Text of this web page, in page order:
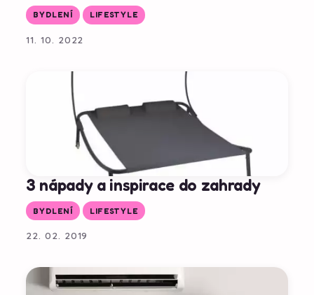
BYDLENÍ LIFESTYLE
11. 10. 2022
3 nápady a inspirace do zahrady
BYDLENÍ LIFESTYLE
22. 02. 2019